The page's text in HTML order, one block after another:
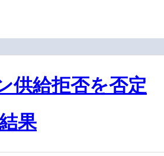
供給拒否を否定
果